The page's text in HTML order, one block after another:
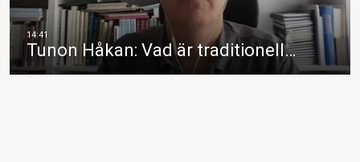
Tunon Håkan: Vad är traditionell…